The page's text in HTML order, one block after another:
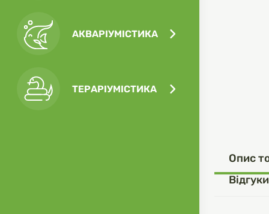
Одяг
АКВАРІУМІСТИКА
Корм
ТЕРАРІУМІСТИКА
Опис